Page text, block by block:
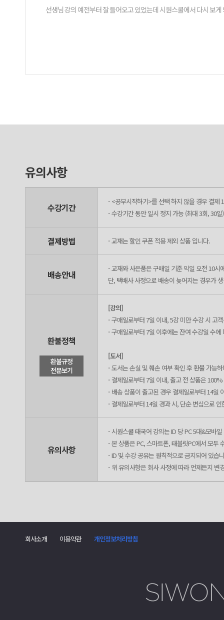
유의사항
수강기간
- <공부시작하기>를 선택 하지 않을 경우 결제
- 수강기간 동안 일시 정지 가능 (최대 3회, 30일)
결제방법 - 교재는 할인 쿠폰 적용 제외 상품 입니다.
배송안내
- 교재와 사은품은 구매일 기준 익일 오전 10시
단, 택배사 사정으로 배송이 늦어지는 경우가
환불정책
환불규정
전문보기
[강의]
- 구매일로부터 7일 이내, 5강 미만 수강 시 고
- 구매일로부터 7일 이후에는 잔여 수강일 수
[도서]
- 도서는 손실 및 훼손 여부 확인 후 환불 가능
- 결제일로부터 7일 이내, 출고 전 상품은
- 배송 상품이 출고된 경우 결제일로부터 14일
- 결제일로부터 14일 경과 시, 단순 변심으로
유의사항
- 시원스쿨 태국어 강의는 ID 당 PC 5대&모바
- 본 상품은 PC, 스마트폰, 태블릿PC에서 모두
- ID 및 수강 공유는 원칙적으로 금지되어 있습
- 위 유의사항은 회사 사정에 따라 언제든지 변
회사소개 이용약관 개인정보처리방침